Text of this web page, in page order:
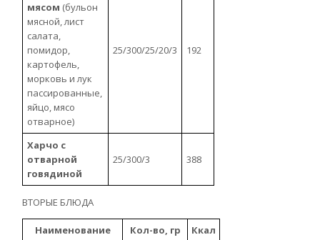
мясом (бульон
мясной, лист
салата,
помидор,
картофель,
морковь и лук
пассированные,
яйцо, мясо
отварное)
25/300/25/20/3 192
Харчо с
отварной
говядиной
25/300/3 388
ВТОРЫЕ БЛЮДА
Наименование Кол-во, гр
Ккал